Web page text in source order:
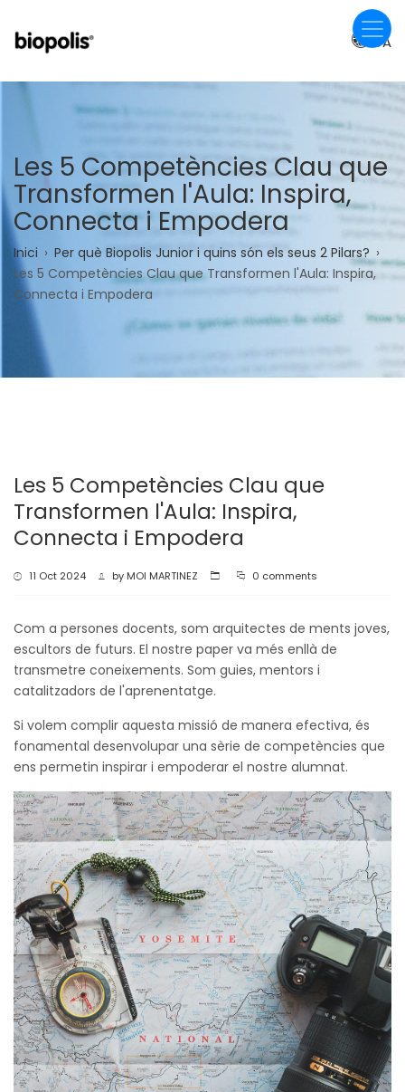
contingut
CA
Les 5 Competències Clau que
Transformen l'Aula: Inspira,
Connecta i Empodera
Fil
d'ariadna
Inici
Per què Biopolis Junior i quins són els seus 2 Pilars?
Les 5 Competències Clau que Transformen l'Aula: Inspira,
Connecta i Empodera
Les 5 Competències Clau que
Transformen l'Aula: Inspira,
Connecta i Empodera
11 Oct 2024 by MOI MARTINEZ 0 comments
Com a persones docents, som arquitectes de ments joves,
escultors de futurs. El nostre paper va més enllà de
transmetre coneixements. Som guies, mentors i
catalitzadors de l'aprenentatge.
Si volem complir aquesta missió de manera efectiva, és
fonamental desenvolupar una sèrie de competències que
ens permetin inspirar i empoderar el nostre alumnat.